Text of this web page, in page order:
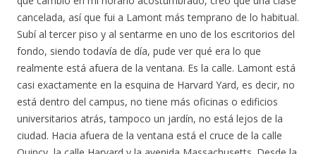
cancelada, así que fui a Lamont más temprano de lo habitual.
Subí al tercer piso y al sentarme en uno de los escritorios del
fondo, siendo todavía de día, pude ver qué era lo que
realmente está afuera de la ventana. Es la calle. Lamont está
casi exactamente en la esquina de Harvard Yard, es decir, no
está dentro del campus, no tiene más oficinas o edificios
universitarios atrás, tampoco un jardín, no está lejos de la
ciudad. Hacia afuera de la ventana está el cruce de la calle